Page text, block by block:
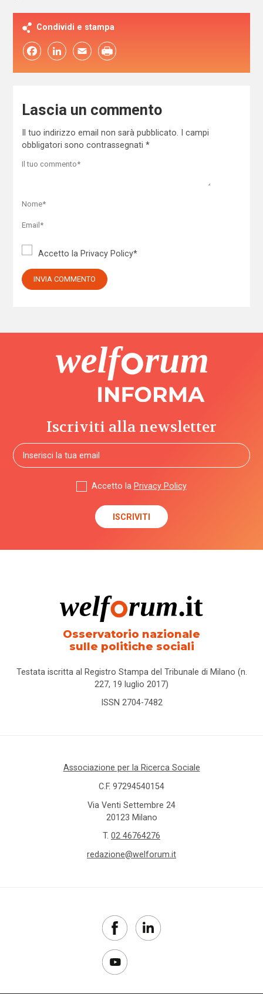
Condividi e stampa
FacebookLinkedIn Email
Lascia un commento
Il tuo indirizzo email non sarà pubblicato.
I campi
obbligatori sono contrassegnati *
Accetto la Privacy Policy*
Iscriviti alla newsletter
Accetto la Privacy Policy
Osservatorio nazionale
sulle politiche sociali
Testata iscritta al Registro Stampa del Tribunale di Milano (n.
227, 19 luglio 2017)
ISSN 2704-7482
Associazione per la Ricerca Sociale
C.F. 97294540154
Via Venti Settembre 24
20123 Milano
T. 02 46764276
redazione@welforum.it